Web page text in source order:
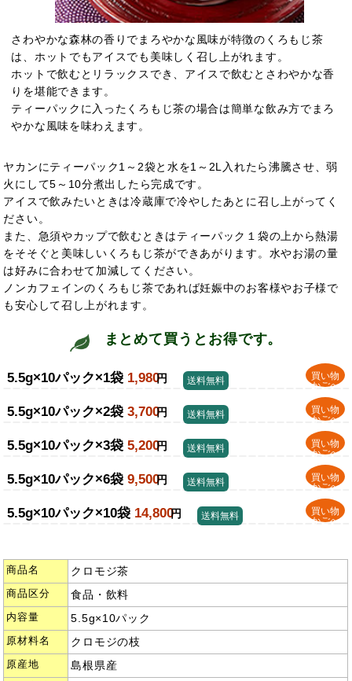
さわやかな森林の香りでまろやかな風味が特徴のくろもじ茶
は、ホットでもアイスでも美味しく召し上がれます。
ホットで飲むとリラックスでき、アイスで飲むとさわやかな香
りを堪能できます。
ティーパックに入ったくろもじ茶の場合は簡単な飲み方でまろ
やかな風味を味わえます。
ヤカンにティーパック1～2袋と水を1～2L入れたら沸騰させ、弱
火にして5～10分煮出したら完成です。
アイスで飲みたいときは冷蔵庫で冷やしたあとに召し上がってく
ださい。
また、急須やカップで飲むときはティーパック１袋の上から熱湯
をそそぐと美味しいくろもじ茶ができあがります。水やお湯の量
は好みに合わせて加減してください。
ノンカフェインのくろもじ茶であれば妊娠中のお客様やお子様で
も安心して召し上がれます。
まとめて買うとお得です。
5.5g×10パック×1袋 1,980円
買い物
かごへ
送料無料
5.5g×10パック×2袋 3,700円
買い物
かごへ
送料無料
5.5g×10パック×3袋 5,200円
買い物
かごへ
送料無料
5.5g×10パック×6袋 9,500円
買い物
かごへ
送料無料
5.5g×10パック×10袋 14,800円
買い物
かごへ
送料無料
商品名 クロモジ茶
商品区分 食品・飲料
内容量 5.5g×10パック
原材料名 クロモジの枝
原産地 島根県産